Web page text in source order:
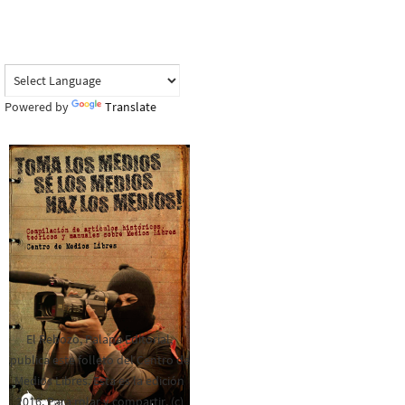
Powered by Translate
El Rebozo, Palapa Editorial,
publica este folleto del Centro de
Medios Libres. Esta es la edición
2016. Para rolar y compartir. (c)